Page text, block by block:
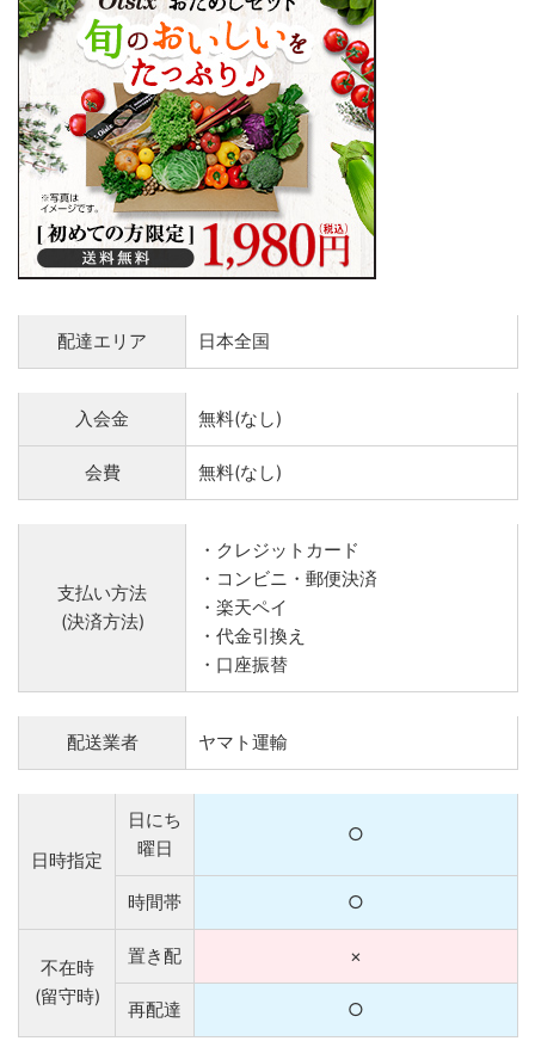
配達エリア 日本全国
入会金 無料(なし)
会費 無料(なし)
支払い方法
(決済方法)
・クレジットカード
・コンビニ・郵便決済
・楽天ペイ
・代金引換え
・口座振替
配送業者 ヤマト運輸
日時指定
日にち
曜日
○
時間帯 ○
不在時
(留守時)
置き配 ×
再配達 ○